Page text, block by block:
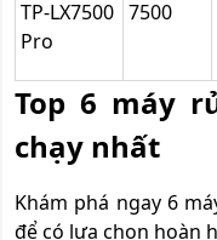
TP-LX7500
Pro
7500
Top 6 máy
chạy nhất
Khám phá ngay 6
để có lựa chọn hoàn